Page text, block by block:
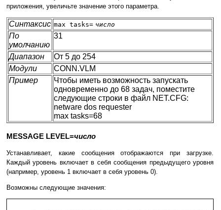
приложения, увеличьте значение этого параметра.
Синтаксис max tasks= число
По
умолчанию
31
Диапазон
От 5 до 254
Модули
CONN.VLM
Пример
Чтобы иметь возможность запускать
одновременно до 68 задач, поместите
следующие строки в файл NET.CFG:
netware dos requester
max tasks=68
MESSAGE LEVEL=число
Устанавливает, какие сообщения отображаются при загрузке.
Каждый уровень включает в себя сообщения предыдущего уровня
(например, уровень 1 включает в себя уровень 0).
Возможны следующие значения: